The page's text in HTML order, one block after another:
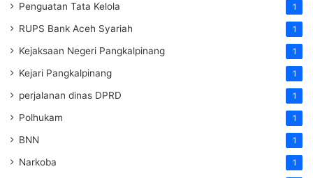
Penguatan Tata Kelola 1
RUPS Bank Aceh Syariah 1
Kejaksaan Negeri Pangkalpinang 1
Kejari Pangkalpinang 1
perjalanan dinas DPRD 1
Polhukam 1
BNN 1
Narkoba 1